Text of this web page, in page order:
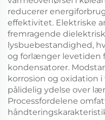
reducerer
effektivitet. Elektriske
fremragende
lysbuebestandighed,
og forlænger levetiden
kondensatorer.
korrosion og oxidation
pålidelig ydelse over
Processfordelene